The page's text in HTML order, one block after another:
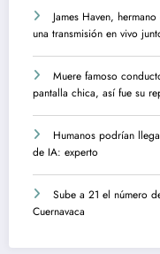
James Haven,
una transmisión en vivo
Muere famoso
pantalla chica, así fue su
Humanos podrían
de IA: experto
Sube a 21 el número
Cuernavaca